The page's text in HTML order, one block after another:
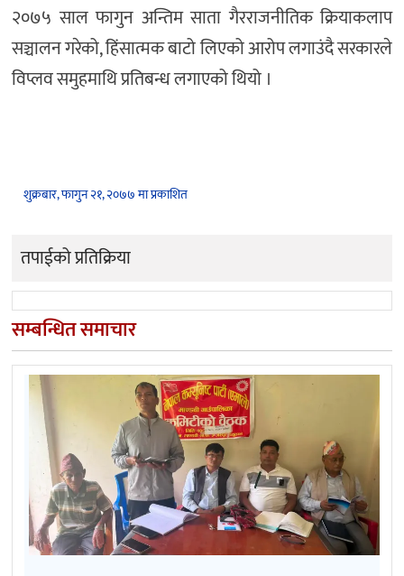
२०७५ साल फागुन अन्तिम साता गैरराजनीतिक क्रियाकलाप
सञ्चालन गरेको, हिंसात्मक बाटो लिएको आरोप लगाउंदै सरकारले
विप्लव समुहमाथि प्रतिबन्ध लगाएको थियो ।
शुक्रबार, फागुन २१, २०७७ मा प्रकाशित
तपाईको प्रतिक्रिया
सम्बन्धित समाचार